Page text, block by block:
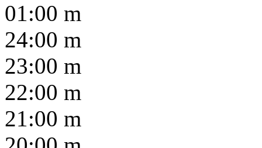
01:00 m
24:00 m
23:00 m
22:00 m
21:00 m